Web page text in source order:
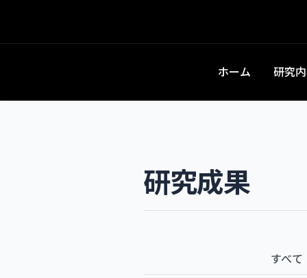
ホーム 研究
研究成果
すべて